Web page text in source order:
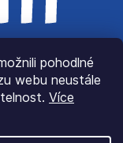
pohodlné
webu neustále
Více